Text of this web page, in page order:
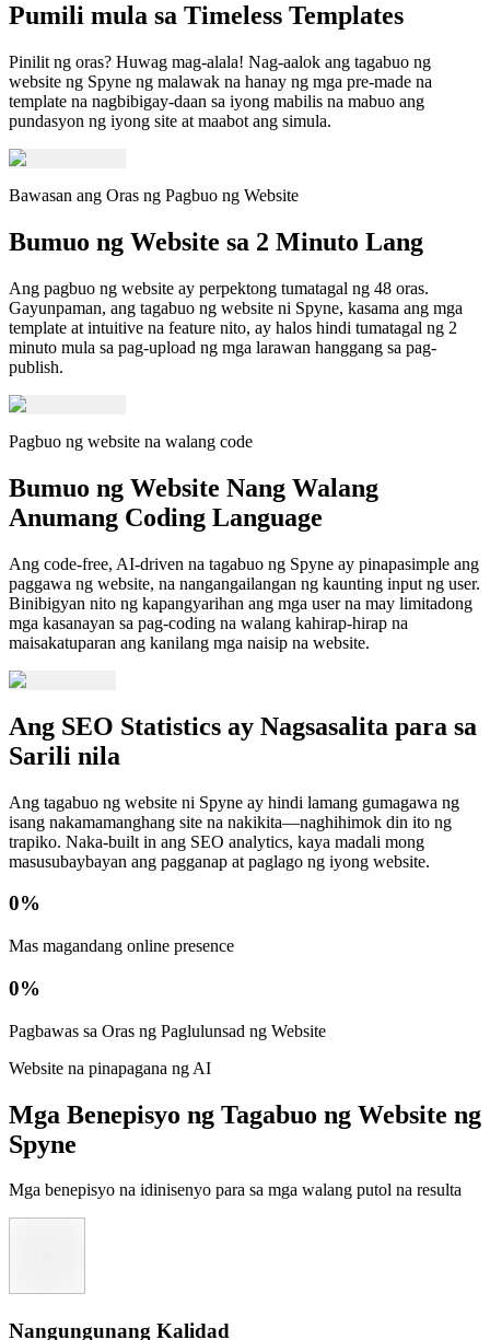
Pumili mula sa Timeless Templates
Pinilit ng oras? Huwag mag-alala! Nag-aalok ang tagabuo ng
website ng Spyne ng malawak na hanay ng mga pre-made na
template na nagbibigay-daan sa iyong mabilis na mabuo ang
pundasyon ng iyong site at maabot ang simula.
Bawasan ang Oras ng Pagbuo ng Website
Bumuo ng Website sa 2 Minuto Lang
Ang pagbuo ng website ay perpektong tumatagal ng 48 oras.
Gayunpaman, ang tagabuo ng website ni Spyne, kasama ang mga
template at intuitive na feature nito, ay halos hindi tumatagal ng 2
minuto mula sa pag-upload ng mga larawan hanggang sa pag-
publish.
Pagbuo ng website na walang code
Bumuo ng Website Nang Walang
Anumang Coding Language
Ang code-free, AI-driven na tagabuo ng Spyne ay pinapasimple ang
paggawa ng website, na nangangailangan ng kaunting input ng user.
Binibigyan nito ng kapangyarihan ang mga user na may limitadong
mga kasanayan sa pag-coding na walang kahirap-hirap na
maisakatuparan ang kanilang mga naisip na website.
Ang SEO Statistics ay Nagsasalita para sa
Sarili nila
Ang tagabuo ng website ni Spyne ay hindi lamang gumagawa ng
isang nakamamanghang site na nakikita—naghihimok din ito ng
trapiko. Naka-built in ang SEO analytics, kaya madali mong
masusubaybayan ang pagganap at paglago ng iyong website.
0%
Mas magandang online presence
0%
Pagbawas sa Oras ng Paglulunsad ng Website
Website na pinapagana ng AI
Mga Benepisyo ng Tagabuo ng Website ng
Spyne
Mga benepisyo na idinisenyo para sa mga walang putol na resulta
Nangungunang Kalidad